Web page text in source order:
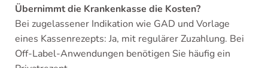
Übernimmt die Krankenkasse die Kosten?
Bei zugelassener Indikation wie GAD und Vorlage
eines Kassenrezepts: Ja, mit regulärer Zuzahlung. Bei
Off-Label-Anwendungen benötigen Sie häufig ein